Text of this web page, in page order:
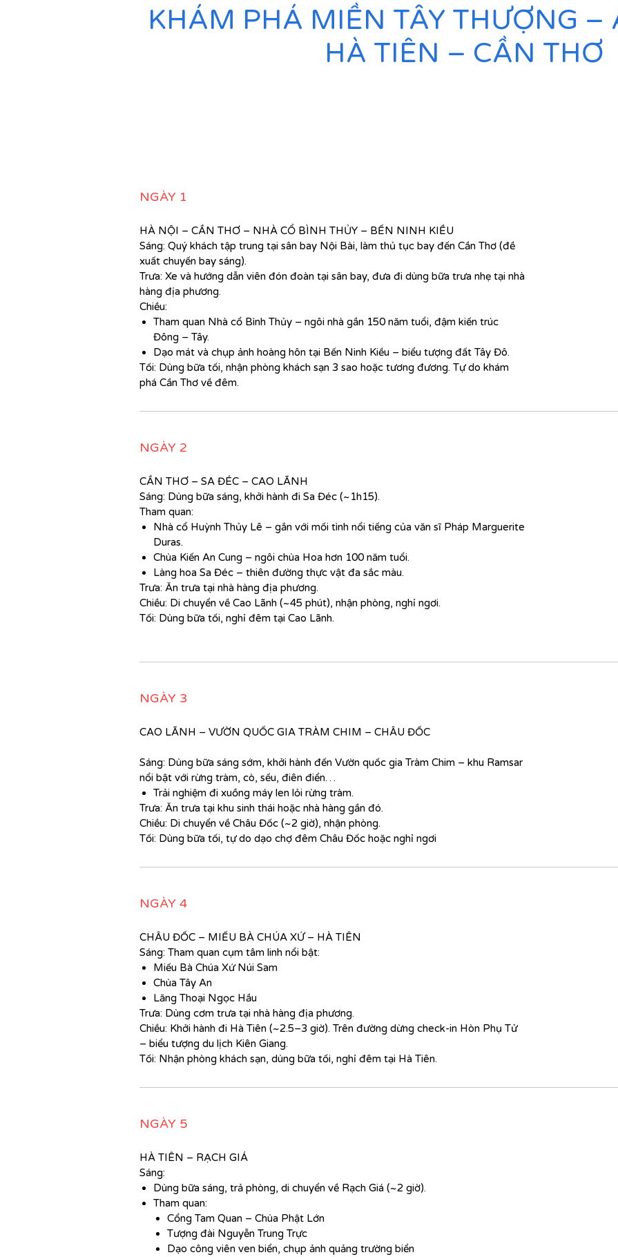
KHÁM PHÁ MIỀN TÂY THƯỢNG –
HÀ TIÊN – CẦN THƠ
NGÀY 1
HÀ NỘI – CẦN THƠ – NHÀ CỔ BÌNH THỦY – BẾN NINH KIỀU
Sáng: Quý khách tập trung tại sân bay Nội Bài, làm thủ tục bay đến Cần Thơ (đề
xuất chuyến bay sáng).
Trưa: Xe và hướng dẫn viên đón đoàn tại sân bay, đưa đi dùng bữa trưa nhẹ tại nhà
hàng địa phương.
Chiều:
Tham quan Nhà cổ Bình Thủy – ngôi nhà gần 150 năm tuổi, đậm kiến trúc
Đông – Tây.
Dạo mát và chụp ảnh hoàng hôn tại Bến Ninh Kiều – biểu tượng đất Tây Đô.
Tối: Dùng bữa tối, nhận phòng khách sạn 3 sao hoặc tương đương. Tự do khám
phá Cần Thơ về đêm.
NGÀY 2
CẦN THƠ – SA ĐÉC – CAO LÃNH
Sáng: Dùng bữa sáng, khởi hành đi Sa Đéc (~1h15).
Tham quan:
Nhà cổ Huỳnh Thủy Lê – gắn với mối tình nổi tiếng của văn sĩ Pháp Marguerite
Duras.
Chùa Kiến An Cung – ngôi chùa Hoa hơn 100 năm tuổi.
Làng hoa Sa Đéc – thiên đường thực vật đa sắc màu.
Trưa: Ăn trưa tại nhà hàng địa phương.
Chiều: Di chuyển về Cao Lãnh (~45 phút), nhận phòng, nghỉ ngơi.
Tối: Dùng bữa tối, nghỉ đêm tại Cao Lãnh.
NGÀY 3
CAO LÃNH – VƯỜN QUỐC GIA TRÀM CHIM – CHÂU ĐỐC
Sáng: Dùng bữa sáng sớm, khởi hành đến Vườn quốc gia Tràm Chim – khu Ramsar
nổi bật với rừng tràm, cò, sếu, điên điển…
Trải nghiệm đi xuồng máy len lỏi rừng tràm.
Trưa: Ăn trưa tại khu sinh thái hoặc nhà hàng gần đó.
Chiều: Di chuyển về Châu Đốc (~2 giờ), nhận phòng.
Tối: Dùng bữa tối, tự do dạo chợ đêm Châu Đốc hoặc nghỉ ngơi
NGÀY 4
CHÂU ĐỐC – MIẾU BÀ CHÚA XỨ – HÀ TIÊN
Sáng: Tham quan cụm tâm linh nổi bật:
Miếu Bà Chúa Xứ Núi Sam
Chùa Tây An
Lăng Thoại Ngọc Hầu
Trưa: Dùng cơm trưa tại nhà hàng địa phương.
Chiều: Khởi hành đi Hà Tiên (~2.5–3 giờ). Trên đường dừng check-in Hòn Phụ Tử
– biểu tượng du lịch Kiên Giang.
Tối: Nhận phòng khách sạn, dùng bữa tối, nghỉ đêm tại Hà Tiên.
NGÀY 5
HÀ TIÊN – RẠCH GIÁ
Sáng:
Dùng bữa sáng, trả phòng, di chuyển về Rạch Giá (~2 giờ).
Tham quan:
Cổng Tam Quan – Chùa Phật Lớn
Tượng đài Nguyễn Trung Trực
Dạo công viên ven biển, chụp ảnh quảng trường biển